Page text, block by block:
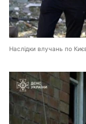
Наслідки влучань по